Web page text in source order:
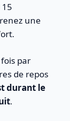
une
par
de repos
durant le
.